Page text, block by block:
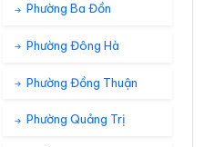
Phường Ba Đồn
Phường Đông Hà
Phường Đồng Thuận
Phường Quảng Trị